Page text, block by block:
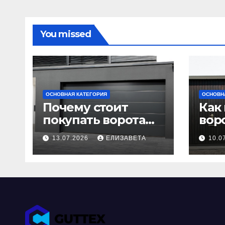
You missed
ОСНОВНАЯ КАТЕГОРИЯ
Почему стоит
покупать ворота
напрямую у
производителя
13.07.2026 ЕЛИЗАВЕТА
Как